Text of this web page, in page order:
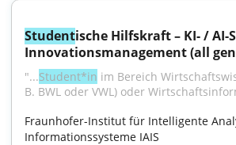
Studentische Hilfskraft – KI- / AI-
Innovationsmanagement (all
"...Student*in im Bereich
B. BWL oder VWL) oder
Fraunhofer-Institut für Intelligente
Informationssysteme IAIS